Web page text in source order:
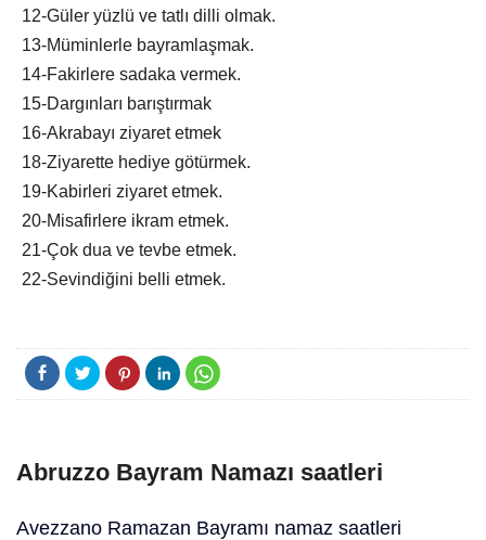
12-Güler yüzlü ve tatlı dilli olmak.
13-Müminlerle bayramlaşmak.
14-Fakirlere sadaka vermek.
15-Dargınları barıştırmak
16-Akrabayı ziyaret etmek
18-Ziyarette hediye götürmek.
19-Kabirleri ziyaret etmek.
20-Misafirlere ikram etmek.
21-Çok dua ve tevbe etmek.
22-Sevindiğini belli etmek.
Abruzzo Bayram Namazı saatleri
Avezzano Ramazan Bayramı namaz saatleri